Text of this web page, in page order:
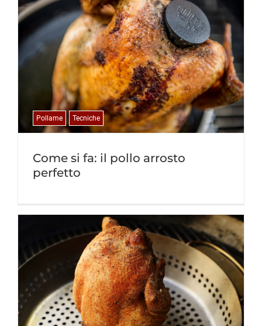
Come si fa: il pollo arrosto
perfetto
Pollame Tecniche